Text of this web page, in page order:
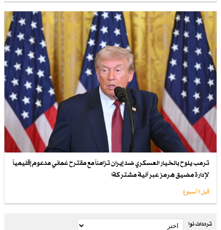
ترمب يلوح بالخيار العسكري ضد إيران تزامناً مع مقترح عُماني مدعوم إقليمياً
لإدارة مضيق هرمز عبر آلية مشتركةا
قبل 1 أسبوع
ترددات نوا